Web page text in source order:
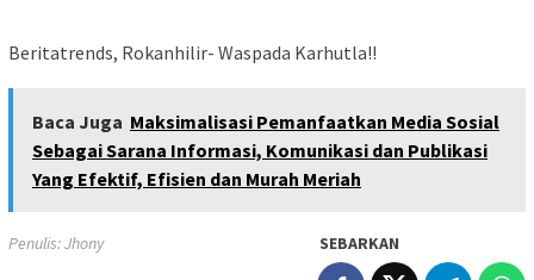
Beritatrends, Rokanhilir- Waspada Karhutla!!
Baca Juga Maksimalisasi Pemanfaatkan Media Sosial
Sebagai Sarana Informasi, Komunikasi dan Publikasi
Yang Efektif, Efisien dan Murah Meriah
Penulis: Jhony SEBARKAN